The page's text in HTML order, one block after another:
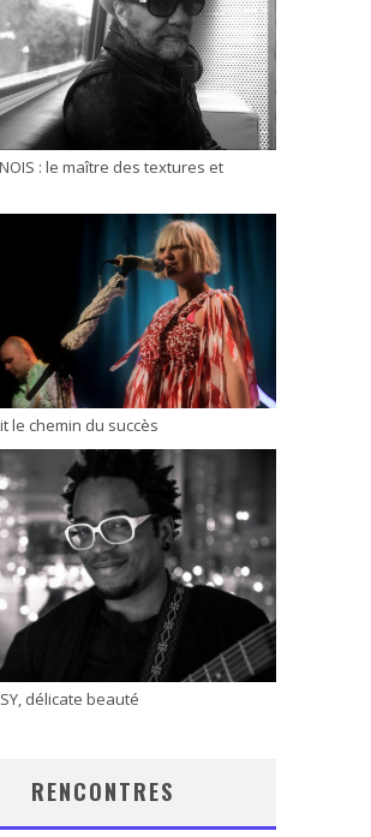
: le maître des textures et
le chemin du succès
délicate beauté
RENCONTRES